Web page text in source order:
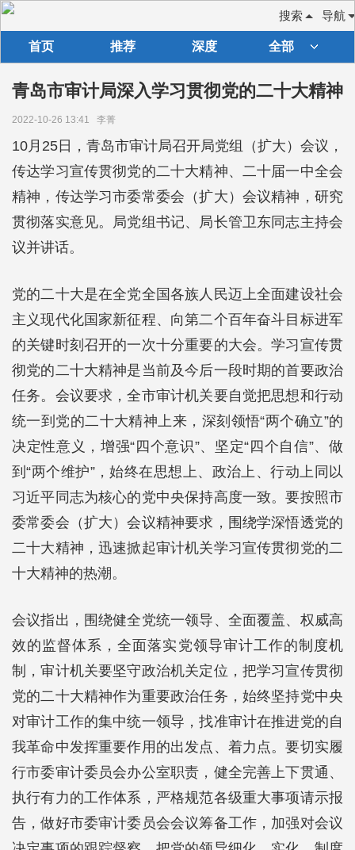
导航
搜索
首页 推荐 深度 全部
青岛市审计局深入学习贯彻党的二十大精神
2022-10-26 13:41 李菁
10月25日，青岛市审计局召开局党组（扩大）会议，
传达学习宣传贯彻党的二十大精神、二十届一中全会
精神，传达学习市委常委会（扩大）会议精神，研究
贯彻落实意见。局党组书记、局长管卫东同志主持会
议并讲话。
党的二十大是在全党全国各族人民迈上全面建设社会
主义现代化国家新征程、向第二个百年奋斗目标进军
的关键时刻召开的一次十分重要的大会。学习宣传贯
彻党的二十大精神是当前及今后一段时期的首要政治
任务。会议要求，全市审计机关要自觉把思想和行动
统一到党的二十大精神上来，深刻领悟“两个确立”的
决定性意义，增强“四个意识”、坚定“四个自信”、做
到“两个维护”，始终在思想上、政治上、行动上同以
习近平同志为核心的党中央保持高度一致。要按照市
委常委会（扩大）会议精神要求，围绕学深悟透党的
二十大精神，迅速掀起审计机关学习宣传贯彻党的二
十大精神的热潮。
会议指出，围绕健全党统一领导、全面覆盖、权威高
效的监督体系，全面落实党领导审计工作的制度机
制，审计机关要坚守政治机关定位，把学习宣传贯彻
党的二十大精神作为重要政治任务，始终坚持党中央
对审计工作的集中统一领导，找准审计在推进党的自
我革命中发挥重要作用的出发点、着力点。要切实履
行市委审计委员会办公室职责，健全完善上下贯通、
执行有力的工作体系，严格规范各级重大事项请示报
告，做好市委审计委员会会议筹备工作，加强对会议